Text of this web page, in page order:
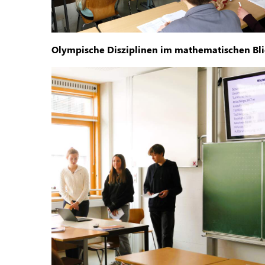
Olympische Disziplinen im mathematischen